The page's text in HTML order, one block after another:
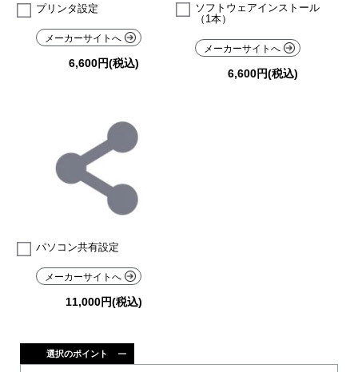
プリンタ設定
メーカーサイトへ
6,600円(税込)
ソフトウェアインストール
（1本）
メーカーサイトへ
6,600円(税込)
パソコン共有設定
メーカーサイトへ
11,000円(税込)
選択のポイント